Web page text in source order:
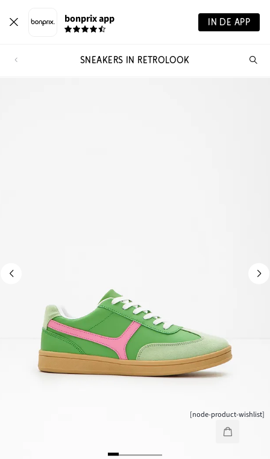
bonprix app IN DE APP
SNEAKERS IN RETROLOOK
[node-product-wishlist]